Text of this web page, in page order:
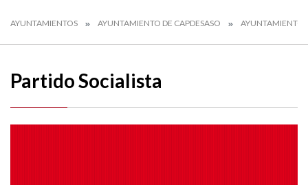
AYUNTAMIENTOS AYUNTAMIENTO DE CAPDESASO AYUNTAMIENTO
Partido Socialista